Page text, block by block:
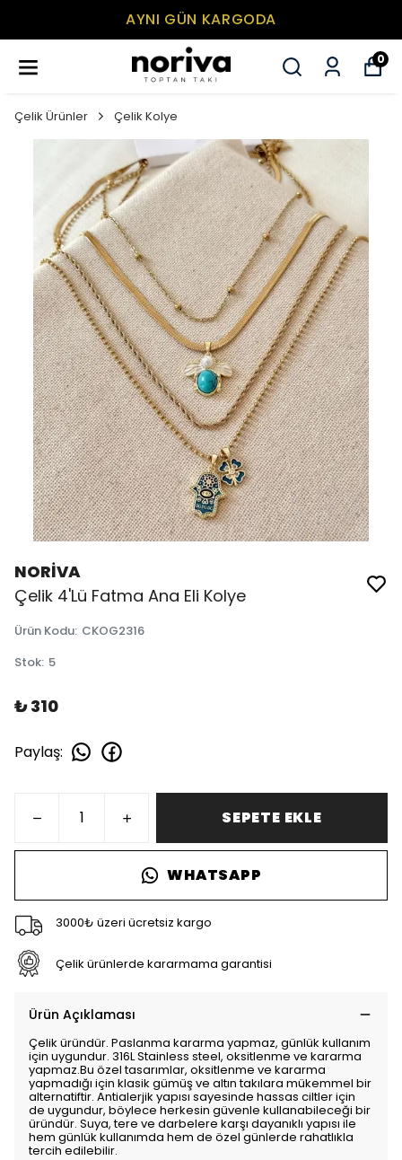
AYNI GÜN KARGODA
0
Çelik Ürünler Çelik Kolye
NORİVA
Çelik 4'Lü Fatma Ana Eli Kolye
Ürün Kodu: CKOG2316
Stok: 5
₺ 310
Paylaş:
SEPETE EKLE
WHATSAPP
3000₺ üzeri ücretsiz kargo
Çelik ürünlerde kararmama garantisi
Ürün Açıklaması
Çelik üründür. Paslanma kararma yapmaz, günlük kullanım
için uygundur. 316L Stainless steel, oksitlenme ve kararma
yapmaz.Bu özel tasarımlar, oksitlenme ve kararma
yapmadığı için klasik gümüş ve altın takılara mükemmel bir
alternatiftir. Antialerjik yapısı sayesinde hassas ciltler için
de uygundur, böylece herkesin güvenle kullanabileceği bir
üründür. Suya, tere ve darbelere karşı dayanıklı yapısı ile
hem günlük kullanımda hem de özel günlerde rahatlıkla
tercih edilebilir.